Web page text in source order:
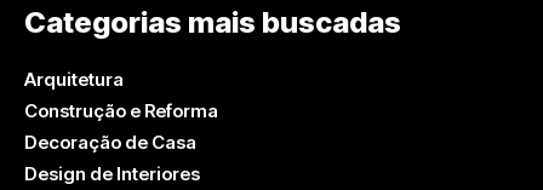
Categorias mais buscadas
Arquitetura
Construção e Reforma
Decoração de Casa
Design de Interiores